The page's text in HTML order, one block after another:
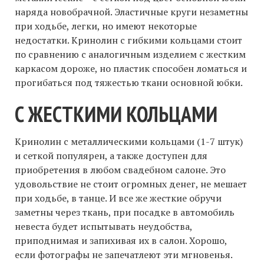
наряда новобрачной. Эластичные круги незаметны
при ходьбе, легки, но имеют некоторые
недостатки. Кринолин с гибкими кольцами стоит
по сравнению с аналогичным изделием с жестким
каркасом дороже, но пластик способен ломаться и
прогибаться под тяжестью ткани основной юбки.
С ЖЕСТКИМИ КОЛЬЦАМИ
Кринолин с металлическими кольцами (1-7 штук)
и сеткой популярен, а также доступен для
приобретения в любом свадебном салоне. Это
удовольствие не стоит огромных денег, не мешает
при ходьбе, в танце. И все же жесткие обручи
заметны через ткань, при посадке в автомобиль
невеста будет испытывать неудобства,
приподнимая и запихивая их в салон. Хорошо,
если фотографы не запечатлеют эти мгновенья.